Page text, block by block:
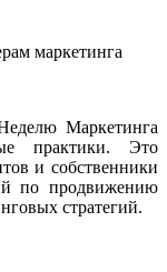
маркетинга
Маркетинга
практики. Это
и собственники
по продвижению
стратегий.